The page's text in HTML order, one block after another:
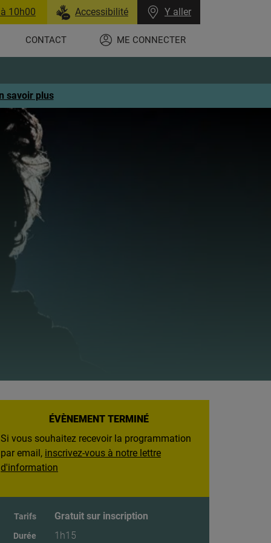
10h00 Accessibilité Y aller
CONTACT ME CONNECTER
savoir plus
ÉVÈNEMENT TERMINÉ
Si vous souhaitez recevoir la programmation
par email, inscrivez-vous à notre lettre
d'information
Tarifs Gratuit sur inscription
Durée 1h15